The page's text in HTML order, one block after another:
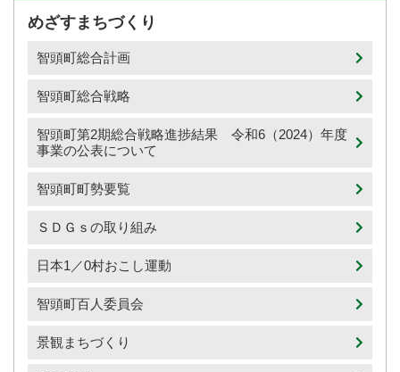
めざすまちづくり
智頭町総合計画
智頭町総合戦略
智頭町第2期総合戦略進捗結果 令和6（2024）年度
事業の公表について
智頭町町勢要覧
ＳＤＧｓの取り組み
日本1／0村おこし運動
智頭町百人委員会
景観まちづくり